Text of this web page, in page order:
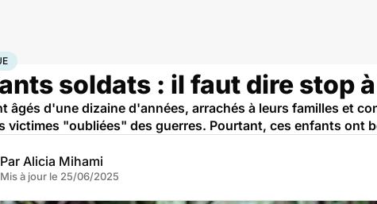
Société
soldats : il faut dire stop
âgés d'une dizaine d'années, arrachés à leurs familles et
victimes "oubliées" des guerres. Pourtant, ces enfants ont
Par Alicia Mihami
Mis à jour le 25/06/2025